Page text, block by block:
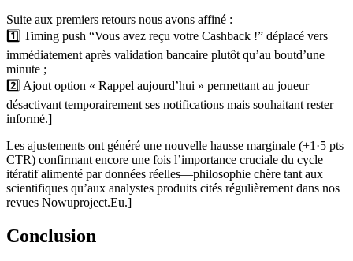
Suite aux premiers retours nous avons affiné :
1️⃣ Timing push “Vous avez reçu votre Cashback !” déplacé vers
immédiatement après validation bancaire plutôt qu’au boutd’une
minute ;
2️⃣ Ajout option « Rappel aujourd’hui » permettant au joueur
désactivant temporairement ses notifications mais souhaitant rester
informé.]
Les ajustements ont généré une nouvelle hausse marginale (+1·5 pts
CTR) confirmant encore une fois l’importance cruciale du cycle
itératif alimenté par données réelles—philosophie chère tant aux
scientifiques qu’aux analystes produits cités régulièrement dans nos
revues Nowuproject.Eu.]
Conclusion